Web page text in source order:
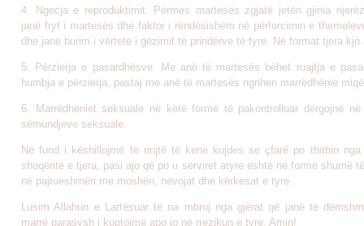
4. Ngecja e reproduktimit. Përmes martesës zgjatë jetën gjinia
janë fryt i martesës dhe faktor i rëndësishëm në përforcimin e
dhe janë burim i vërtetë i gëzimit të prindërve të tyre. Në format tjera kjo
5. Përzierja e pasardhësve. Me anë të martesës bëhet ruajtja e
humbja e përzierja, pastaj me anë të martesës ngrihen marrëdhënie
6. Marrëdhëniet seksuale në këtë formë të pakontrolluar dërgojnë në
sëmundjeve seksuale.
Në fund i këshillojmë të rinjtë të kenë kujdes se çfarë po thithin nga
shoqëritë e tjera, pasi ajo që po u serviret atyre është në formë shumë
në pajtueshmëri me moshën, nevojat dhe kërkesat e tyre.
Lusim Allahun e Lartësuar të na mbroj nga gjërat që janë të
marrë parasysh i kuptojmë apo jo në rrezikun e tyre. Amin!